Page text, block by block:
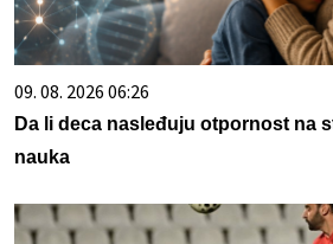
09. 08. 2026 06:26
Da li deca nasleđuju otpornost na
nauka